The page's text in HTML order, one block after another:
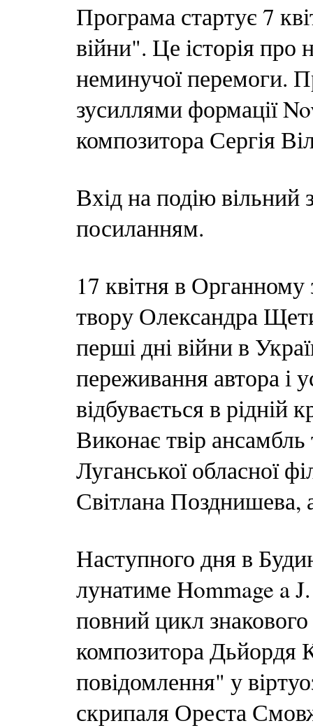
Програма стартує 7
війни". Це історія
неминучої перемоги.
зусиллями формації
композитора Сергія
Вхід на подію вільний
посиланням.
17 квітня в Органному
твору Олександра
перші дні війни в
переживання автора і
відбувається в рідній
Виконає твір
Луганської обласної
Світлана Позднишева,
Наступного дня в
лунатиме Hommage a
повний цикл
композитора Дьйордя
повідомлення" у
скрипаля Ореста